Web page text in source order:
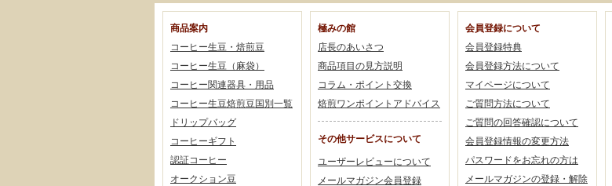
商品案内
コーヒー生豆・焙煎豆
コーヒー生豆（麻袋）
コーヒー関連器具・用品
コーヒー生豆焙煎豆国別一覧
ドリップバッグ
コーヒーギフト
認証コーヒー
オークション豆
極みの館
店長のあいさつ
商品項目の見方説明
コラム・ポイント交換
焙煎ワンポイントアドバイス
その他サービスについて
ユーザーレビューについて
メールマガジン会員登録
会員登録について
会員登録特典
会員登録方法について
マイページについて
ご質問方法について
ご質問の回答確認について
会員登録情報の変更方法
パスワードをお忘れの方は
メールマガジンの登録・解除